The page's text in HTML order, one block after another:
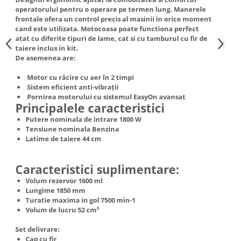
Truse de scule
Truse de lipit PPR
Ventuze cu brate pentru transport
Vibratoare beton
Masini de spalat rufe cu uscator
Uscatoare de rufe
Masini de facut paine
Pachete electrocasnice
Seturi oale
SANDWICH MAKER
Storcatoare de fructe
Televizoare
operatorului pentru o operare pe termen lung. Manerele
frontale ofera un control precis al masinii in orice moment
cand este utilizata. Motocoasa poate functiona perfect
atat cu diferite tipuri de lame, cat si cu tamburul cu fir de
taiere inclus in kit.
De asemenea are:
Motor cu răcire cu aer în 2 timpi
Sistem eficient anti-vibrații
Pornirea motorului cu sistemul EasyOn avansat
Principalele caracteristici
Putere nominala de intrare 1800 W
Tensiune nominala Benzina
Latime de taiere 44 cm
Caracteristici suplimentare:
Volum rezervor 1600 ml
Lungime 1850 mm
Turatie maxima in gol 7500 min-1
Volum de lucru 52 cm³
Set delivrare:
Cap cu fir